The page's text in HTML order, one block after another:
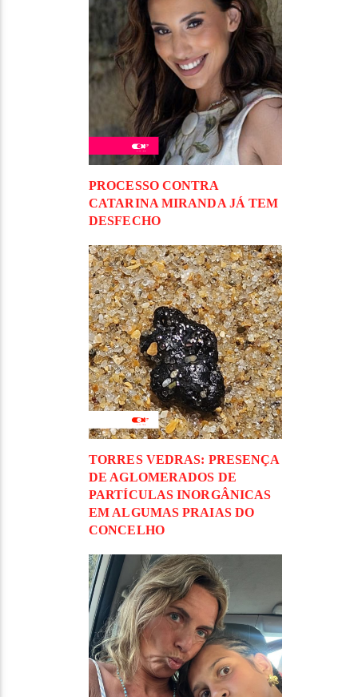
PROCESSO CONTRA
CATARINA MIRANDA JÁ TEM
DESFECHO
TORRES VEDRAS: PRESENÇA
DE AGLOMERADOS DE
PARTÍCULAS INORGÂNICAS
EM ALGUMAS PRAIAS DO
CONCELHO